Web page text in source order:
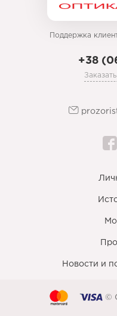
Поддержка
+38
Новости и
©